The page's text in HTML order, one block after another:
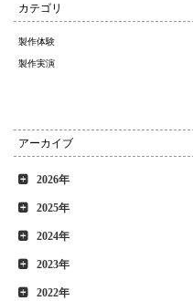
カテゴリ
製作体験
製作実演
アーカイブ
2026年
2025年
2024年
2023年
2022年